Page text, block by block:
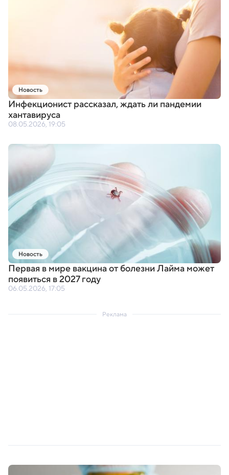
Новость
Инфекционист рассказал,ждать ли пандемии
хантавируса
08.05.2026, 19:05
Новость
Первая в мире вакцина от болезни Лайма может
появиться в 2027 году
06.05.2026, 17:05
Реклама